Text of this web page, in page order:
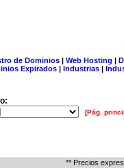
de Dominios| Web Hosting |
Expirados | Industrias |
[Pág.
** Precios